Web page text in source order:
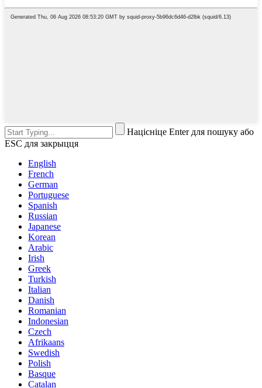
Націсніце Enter для пошуку або
ESC для закрыцця
English
French
German
Portuguese
Spanish
Russian
Japanese
Korean
Arabic
Irish
Greek
Turkish
Italian
Danish
Romanian
Indonesian
Czech
Afrikaans
Swedish
Polish
Basque
Catalan